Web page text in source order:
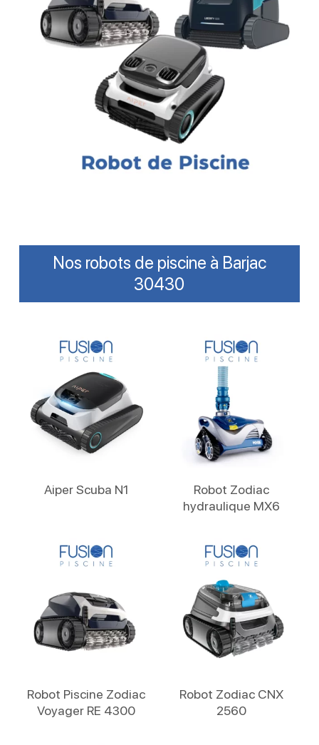
Nos robots de piscine à Barjac
30430
Aiper Scuba N1
Robot Zodiac
hydraulique MX6
Robot Piscine Zodiac
Voyager RE 4300
Robot Zodiac CNX
2560